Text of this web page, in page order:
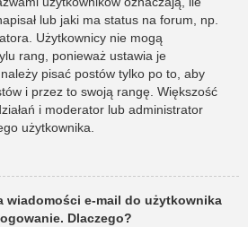
lub jaki ma status na forum, np.
Użytkownicy nie mogą
rang, ponieważ ustawia je
pisać postów tylko po to, aby
i przez to swoją rangę. Większość
i moderator lub administrator
użytkownika.
wiadomości e-mail do użytkownika
Dlaczego?